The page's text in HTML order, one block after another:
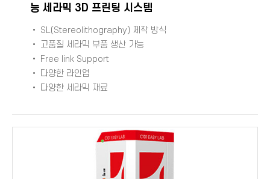
능 세라믹 3D 프린팅 시스템
• SL(Stereolithography) 제작 방식
• 고품질 세라믹 부품 생산 가능
•
Free link Support
• 다양한 라인업
• 다양한 세라믹 재료